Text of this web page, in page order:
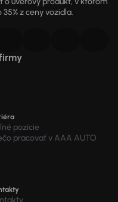
z ceny vozidla.
pozície
pracovať v AAA AUTO